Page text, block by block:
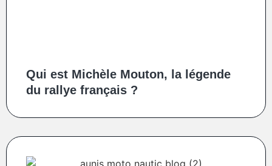
Qui est Michèle Mouton, la légende
du rallye français ?